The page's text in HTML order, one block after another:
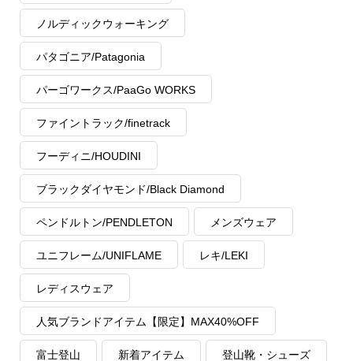
ノルディックウォーキング
パタゴニア/Patagonia
パーゴワークス/PaaGo WORKS
ファイントラック/finetrack
フーディニ/HOUDINI
ブラックダイヤモンド/Black Diamond
ペンドルトン/PENDLETON メンズウェア
ユニフレーム/UNIFLAME レキ/LEKI
レディスウェア
人気ブランドアイテム【限定】MAX40%OFF
富士登山 新着アイテム 登山靴・シューズ